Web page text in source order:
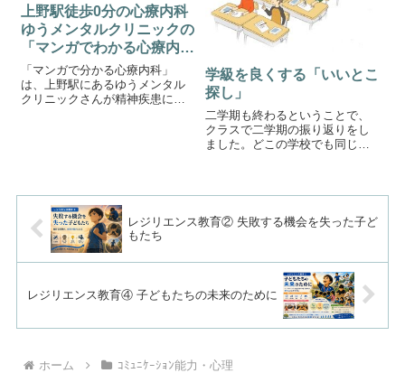
上野駅徒歩0分の心療内科
ゆうメンタルクリニックの
「マンガでわかる心療内
科」が面白すぎる
「マンガで分かる心療内科」
は、上野駅にあるゆうメンタル
クリニックさんが精神疾患につ
学級を良くする「いいとこ
探し」
二学期も終わるということで、
クラスで二学期の振り返りをし
ました。どこの学校でも同じよ
囲気がよくなる魔法の取り組み
「いいとこ探し」...
レジリエンス教育② 失敗する機会を失った子ど
もたち
レジリエンス教育④ 子どもたちの未来のために
ホーム ｺﾐｭﾆｹｰｼｮﾝ能力・心理